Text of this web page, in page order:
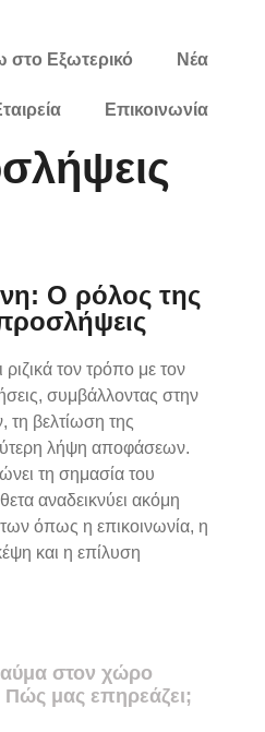
στο Εξωτερικό Νέα
Επικοινωνία
Ο ρόλος της
τον τρόπο με τον
συμβάλλοντας στην
τη βελτίωση της
λήψη αποφάσεων.
τη σημασία του
αναδεικνύει ακόμη
όπως η επικοινωνία, η
και η επίλυση
στον χώρο
Πώς μας επηρεάζει;